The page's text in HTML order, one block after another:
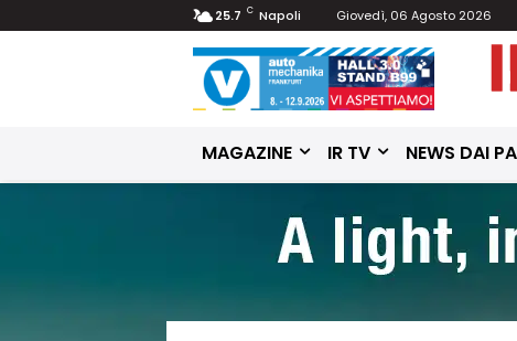
25.7 C Napoli Giovedì, 06 Agosto 2026
MAGAZINE IR TV NEWS DAI